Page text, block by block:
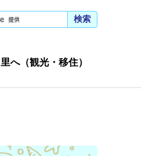
検索
へ（観光・移住）